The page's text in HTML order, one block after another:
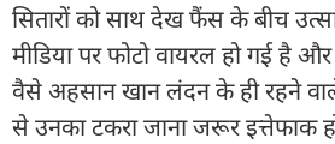
सितारों को साथ देख फैंस के बीच
मीडिया पर फोटो वायरल हो गई है
वैसे अहसान खान लंदन के ही रहने
से उनका टकरा जाना जरूर इत्तेफाक